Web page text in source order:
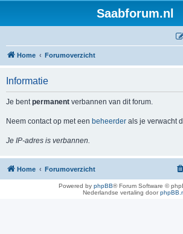
Saabforum.nl
Home Forumoverzicht
Informatie
Je bentpermanent verbannen van dit forum.
Neem contact op met een beheerder als je verwacht
Je IP-adres is verbannen.
Home Forumoverzicht
Powered by phpBB® Forum Software ©
Nederlandse vertaling door